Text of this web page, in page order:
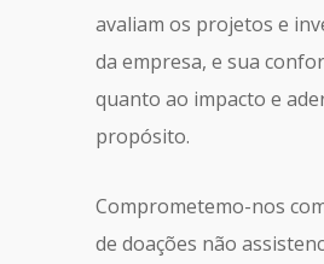
avaliam os projetos e
da empresa, e sua
quanto ao impacto e
propósito.
Comprometemo-nos
de doações não